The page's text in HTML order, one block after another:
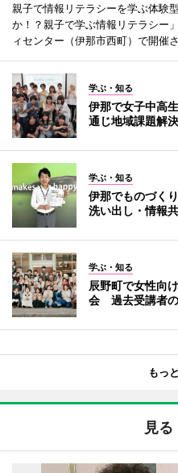
親子で情報リテラシーを学ぶ体験
か！？親子で学ぶ情報リテラシー
ィセンター（伊那市西町）で開催さ
学ぶ・知る
伊那で女子中高
通じ地域課題解
学ぶ・知る
伊那でものづく
洗い出し・情報
学ぶ・知る
辰野町で女性向
会 過去受講者
もっ
見る